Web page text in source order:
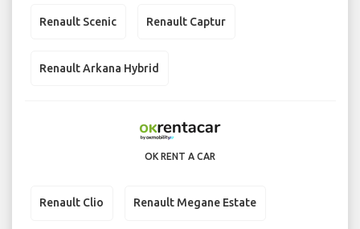
Renault Scenic Renault Captur
Renault Arkana Hybrid
OK RENT A CAR
Renault Clio Renault Megane Estate